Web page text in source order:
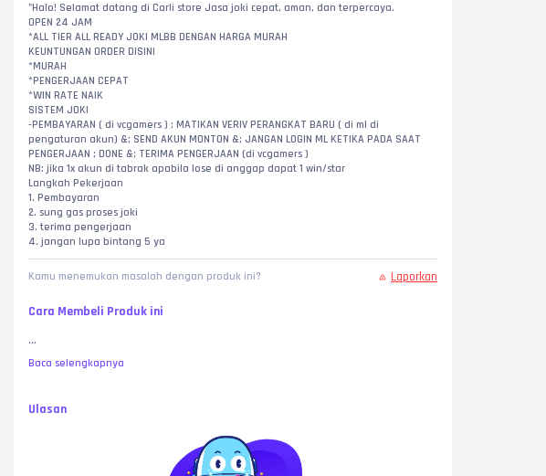
"Halo! Selamat datang di Carli store Jasa joki cepat, aman, dan terpercaya.
OPEN 24 JAM
*ALL TIER ALL READY JOKI MLBB DENGAN HARGA MURAH
KEUNTUNGAN ORDER DISINI
*MURAH
*PENGERJAAN CEPAT
*WIN RATE NAIK
SISTEM JOKI
-PEMBAYARAN ( di vcgamers ) ; MATIKAN VERIV PERANGKAT BARU ( di ml di
pengaturan akun) &; SEND AKUN MONTON &; JANGAN LOGIN ML KETIKA PADA SAAT
PENGERJAAN ; DONE &; TERIMA PENGERJAAN (di vcgamers )
NB: jika 1x akun di tabrak apabila lose di anggap dapat 1 win/star
Langkah Pekerjaan
1. Pembayaran
2. sung gas proses joki
3. terima pengerjaan
4. jangan lupa bintang 5 ya
Kamu menemukan masalah dengan produk ini? Laporkan
Cara Membeli Produk ini
...
Baca selengkapnya
Ulasan